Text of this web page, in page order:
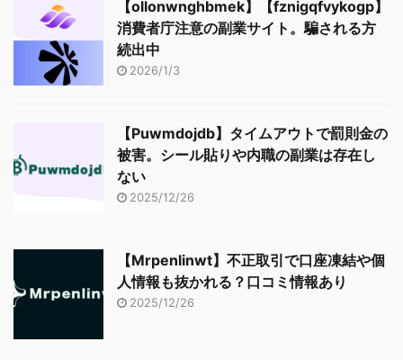
【ollonwnghbmek】【fznigqfvykogp】
消費者庁注意の副業サイト。騙される方
続出中
2026/1/3
【Puwmdojdb】タイムアウトで罰則金の
被害。シール貼りや内職の副業は存在し
ない
2025/12/26
【Mrpenlinwt】不正取引で口座凍結や個
人情報も抜かれる？口コミ情報あり
2025/12/26